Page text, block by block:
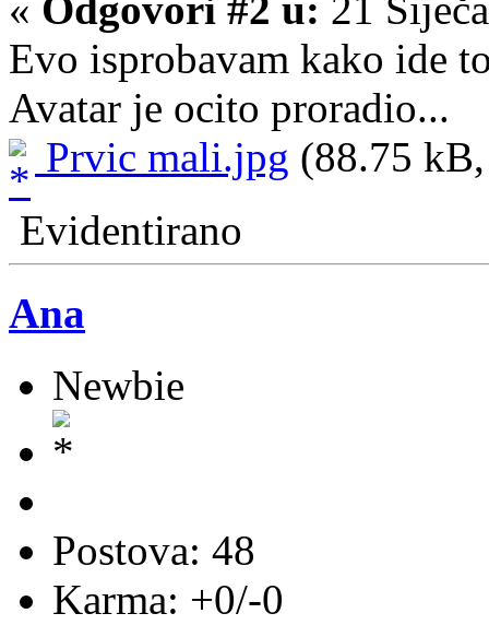
« Odgovori #2 u: 21
Evo isprobavam kako ide
Avatar je ocito proradio...
Prvic mali.jpg (88.75
Evidentirano
Ana
Newbie
Postova: 48
Karma: +0/-0